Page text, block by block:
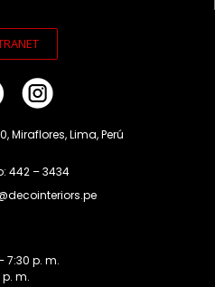
Miraflores, Lima, Perú
442 – 3434
7:30 p. m.
m.